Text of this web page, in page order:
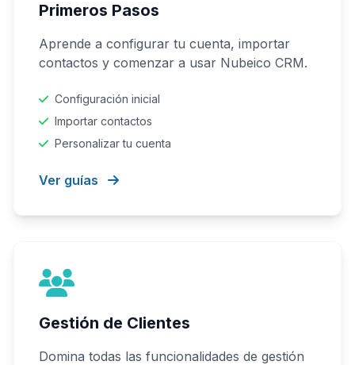
Primeros Pasos
Aprende a configurar tu cuenta, importar
contactos y comenzar a usar Nubeico CRM.
Configuración inicial
Importar contactos
Personalizar tu cuenta
Ver guías
Gestión de Clientes
Domina todas las funcionalidades de gestión